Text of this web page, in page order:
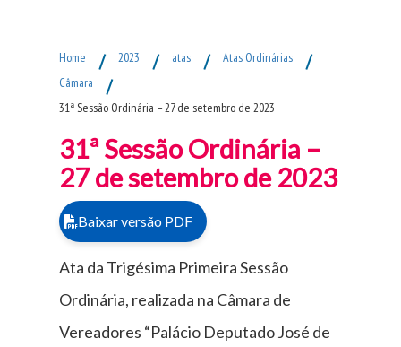
Home / 2023 / atas / Atas Ordinárias /
Câmara /
31ª Sessão Ordinária – 27 de setembro de 2023
31ª Sessão Ordinária –
27 de setembro de 2023
Baixar versão PDF
Ata da Trigésima Primeira Sessão
Ordinária, realizada na Câmara de
Vereadores “Palácio Deputado José de